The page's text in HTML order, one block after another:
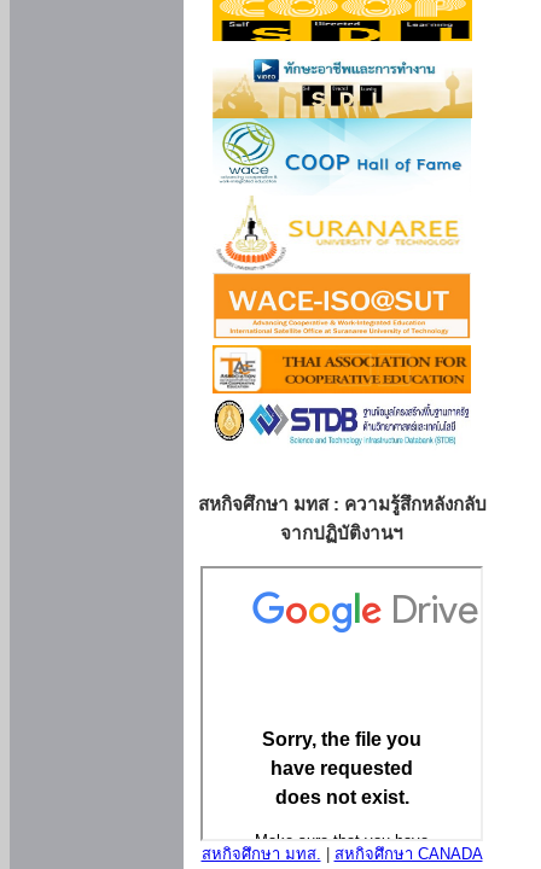
สหกิจศึกษา มทส : ความรู้สึกหลังกลับ
จากปฏิบัติงานฯ
สหกิจศึกษา มทส.
สหกิจศึกษา CANADA